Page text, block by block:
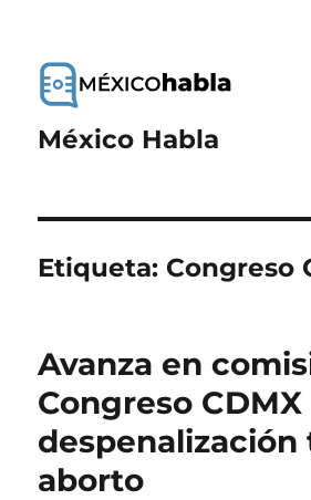
México Habla
Etiqueta: Congreso
Avanza en
Congreso CDMX
despenalización
aborto